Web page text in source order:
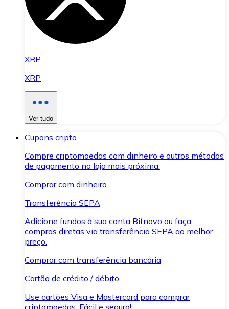
XRP
XRP
Ver tudo
Cupons cripto
Compre criptomoedas com dinheiro e outros métodos
de pagamento na loja mais próxima.
Comprar com dinheiro
Transferência SEPA
Adicione fundos à sua conta Bitnovo ou faça
compras diretas via transferência SEPA ao melhor
preço.
Comprar com transferência bancária
Cartão de crédito / débito
Use cartões Visa e Mastercard para comprar
criptomoedas. Fácil e seguro!